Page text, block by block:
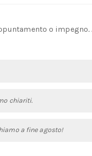
o
chiariti.
a fine agosto!